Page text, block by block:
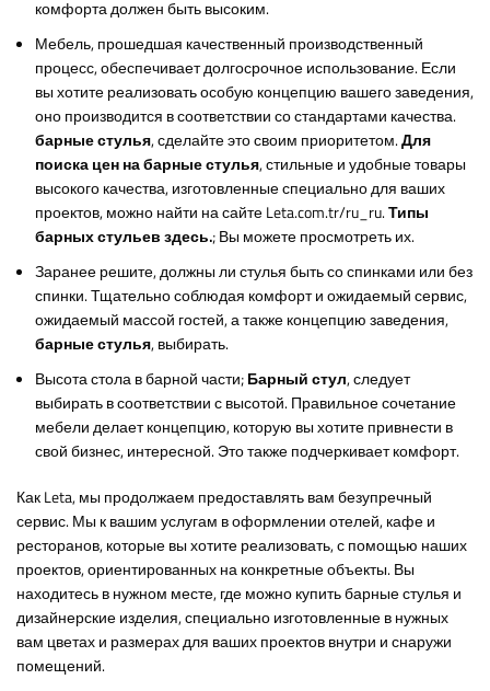
комфорта должен быть высоким.
Мебель, прошедшая качественный производственный
процесс, обеспечивает долгосрочное использование. Если
вы хотите реализовать особую концепцию вашего заведения,
оно производится в соответствии со стандартами качества.
барные стулья, сделайте это своим приоритетом.Для
поиска цен на барные стулья, стильные и удобные товары
высокого качества, изготовленные специально для ваших
проектов, можно найти на сайте Leta.com.tr/ru_ru.Типы
барных стульев здесь.; Вы можете просмотреть их.
Заранее решите, должны ли стулья быть со спинками или без
спинки. Тщательно соблюдая комфорт и ожидаемый сервис,
ожидаемый массой гостей, а также концепцию заведения,
барные стулья, выбирать.
Высота стола в барной части;Барный стул, следует
выбирать в соответствии с высотой. Правильное сочетание
мебели делает концепцию, которую вы хотите привнести в
свой бизнес, интересной. Это также подчеркивает комфорт.
Как Leta, мы продолжаем предоставлять вам безупречный
сервис. Мы к вашим услугам в оформлении отелей, кафе и
ресторанов, которые вы хотите реализовать, с помощью наших
проектов, ориентированных на конкретные объекты. Вы
находитесь в нужном месте, где можно купить барные стулья и
дизайнерские изделия, специально изготовленные в нужных
вам цветах и размерах для ваших проектов внутри и снаружи
помещений.